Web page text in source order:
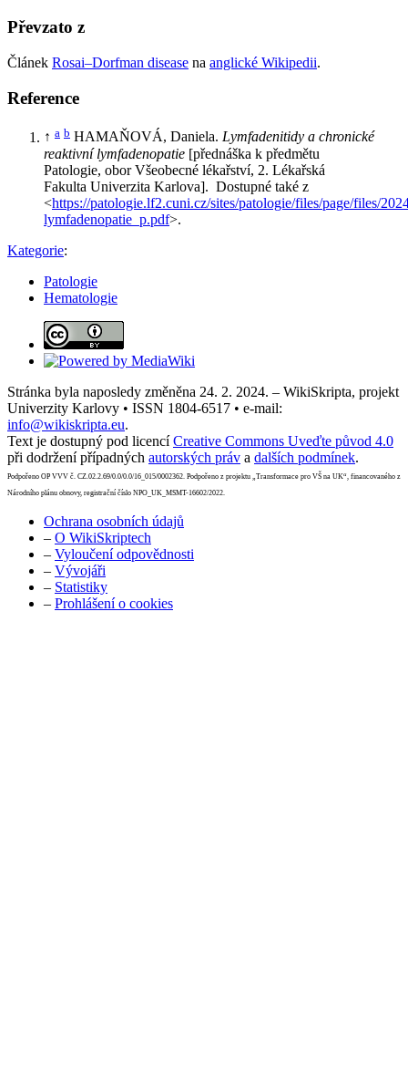
Převzato z
Článek Rosai–Dorfman disease na anglické Wikipedii.
Reference
↑ a b HAMAŇOVÁ, Daniela. Lymfadenitidy a chronické
reaktivní lymfadenopatie [přednáška k předmětu
Patologie, obor Všeobecné lékařství, 2. Lékařská
Fakulta Univerzita Karlova]. Dostupné také z
<https://patologie.lf2.cuni.cz/sites/patologie/files/page/files/
lymfadenopatie_p.pdf>.
Kategorie:
Patologie
Hematologie
Stránka byla naposledy změněna 24. 2. 2024. – WikiSkripta, projekt
Univerzity Karlovy • ISSN 1804-6517 • e-mail:
info@wikiskripta.eu.
Text je dostupný pod licencíCreative Commons Uveďte původ 4.0
při dodržení případných autorských práv a dalších podmínek.
Podpořeno OP VVV č. CZ.02.2.69/0.0/0.0/16_015/0002362. Podpořeno z projektu „Transformace pro VŠ na UK“, financovaného z
Národního plánu obnovy, registrační číslo NPO_UK_MSMT-16602/2022.
Ochrana osobních údajů
– O WikiSkriptech
– Vyloučení odpovědnosti
– Vývojáři
– Statistiky
– Prohlášení o cookies